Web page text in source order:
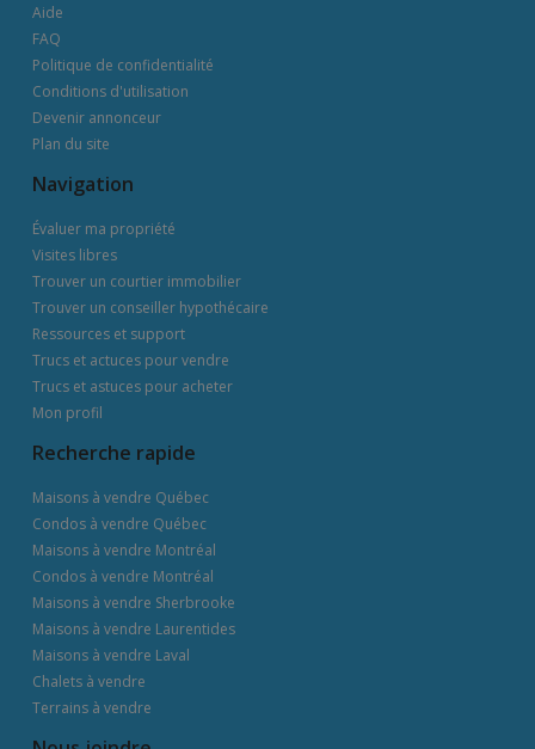
Aide
FAQ
Politique de confidentialité
Conditions d'utilisation
Devenir annonceur
Plan du site
Navigation
Évaluer ma propriété
Visites libres
Trouver un courtier immobilier
Trouver un conseiller hypothécaire
Ressources et support
Trucs et actuces pour vendre
Trucs et astuces pour acheter
Mon profil
Recherche rapide
Maisons à vendre Québec
Condos à vendre Québec
Maisons à vendre Montréal
Condos à vendre Montréal
Maisons à vendre Sherbrooke
Maisons à vendre Laurentides
Maisons à vendre Laval
Chalets à vendre
Terrains à vendre